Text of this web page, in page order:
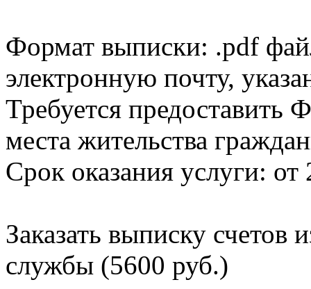
Формат выписки: .pdf
электронную почту,
Требуется
места жительства
Срок оказания услуги: от
Заказать выписку счетов
службы (5600 руб.)